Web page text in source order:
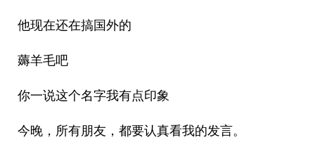
他现在还在搞国外的
薅羊毛吧
你一说这个名字我有点印象
今晚，所有朋友，都要认真看我的发言。